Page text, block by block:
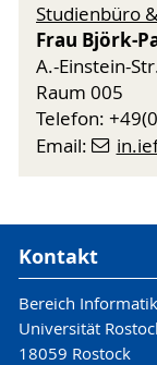
Studienbüro
Frau Björk-
A.-Einstein-
Raum 005
Telefon:
Email:
Kontakt
Bereich Informatik
Universität
18059 Rostock